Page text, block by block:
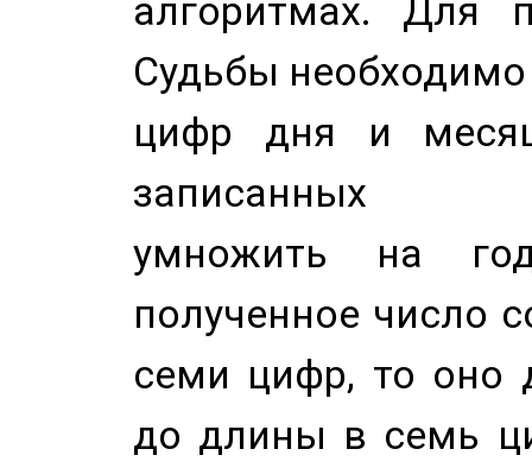
алгоритмах. Для
Судьбы
цифр дня и
записанных
умножить на
полученное число
семи цифр, то оно
до длины в семь